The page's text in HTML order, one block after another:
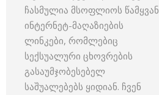
ჩასმულია მსოფლიოს წამყვან
ინტერნეტ-მაღაზიების
ლინკები, რომლებიც
სექსუალური ცხოვრების
გასაუმჯობესებელ
საშუალებებს ყიდიან. ჩვენ